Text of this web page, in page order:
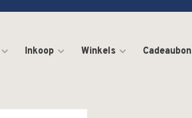
Inkoop Winkels Cadeaubon